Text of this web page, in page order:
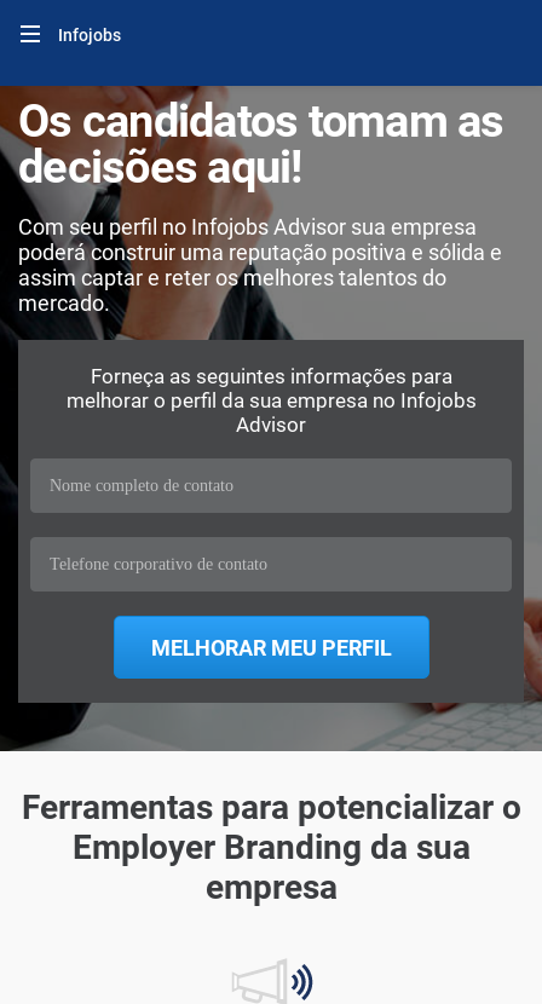
Infojobs
Os candidatos tomam as
decisões aqui!
Com seu perfil no Infojobs Advisor sua empresa
poderá construir uma reputação positiva e sólida e
assim captar e reter os melhores talentos do
mercado.
Forneça as seguintes informações para
melhorar o perfil da sua empresa no Infojobs
Advisor
Ferramentas para potencializar o
Employer Branding da sua
empresa